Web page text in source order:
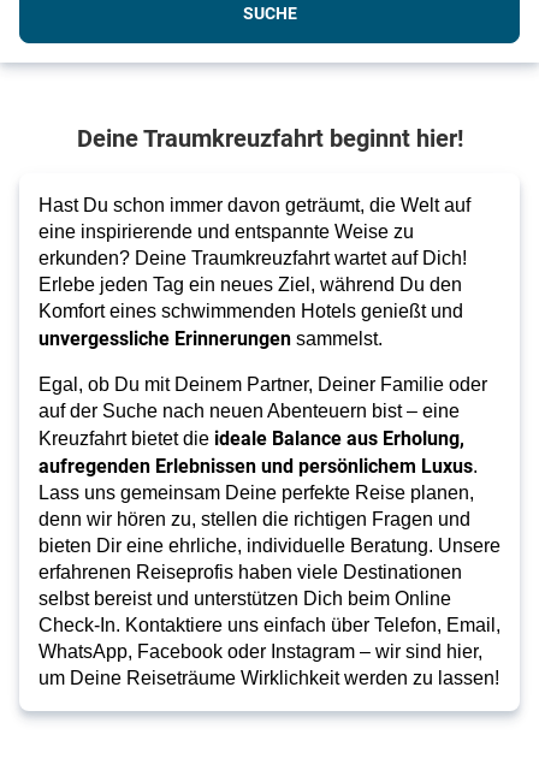
SUCHE
Deine Traumkreuzfahrt beginnt hier!
Hast Du schon immer davon geträumt, die Welt auf
eine inspirierende und entspannte Weise zu
erkunden? Deine Traumkreuzfahrt wartet auf Dich!
Erlebe jeden Tag ein neues Ziel, während Du den
Komfort eines schwimmenden Hotels genießt und
unvergessliche Erinnerungen sammelst.
Egal, ob Du mit Deinem Partner, Deiner Familie oder
auf der Suche nach neuen Abenteuern bist – eine
Kreuzfahrt bietet die ideale Balance aus Erholung,
aufregenden Erlebnissen und persönlichem Luxus.
Lass uns gemeinsam Deine perfekte Reise planen,
denn wir hören zu, stellen die richtigen Fragen und
bieten Dir eine ehrliche, individuelle Beratung. Unsere
erfahrenen Reiseprofis haben viele Destinationen
selbst bereist und unterstützen Dich beim Online
Check-In. Kontaktiere uns einfach über Telefon, Email,
WhatsApp, Facebook oder Instagram – wir sind hier,
um Deine Reiseträume Wirklichkeit werden zu lassen!